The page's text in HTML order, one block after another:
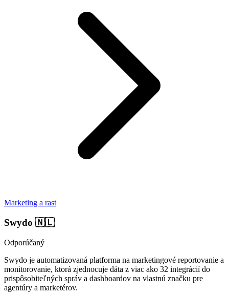
Marketing a rast
Swydo 🇳🇱
Odporúčaný
Swydo je automatizovaná platforma na marketingové reportovanie a
monitorovanie, ktorá zjednocuje dáta z viac ako 32 integrácií do
prispôsobiteľných správ a dashboardov na vlastnú značku pre
agentúry a marketérov.